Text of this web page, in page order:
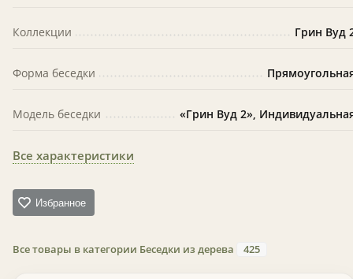
Коллекции Грин Вуд
Форма беседки
Модель беседки «Грин Вуд 2»,
Все характеристики
Избранное
Все товары в категории Беседки из дерева 425